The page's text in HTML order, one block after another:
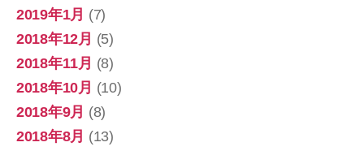
2019年1月 (7)
2018年12月 (5)
2018年11月 (8)
2018年10月 (10)
2018年9月 (8)
2018年8月 (13)